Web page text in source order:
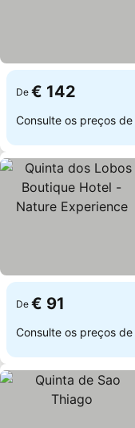
De € 142
Consulte os preços de
De € 91
Consulte os preços de